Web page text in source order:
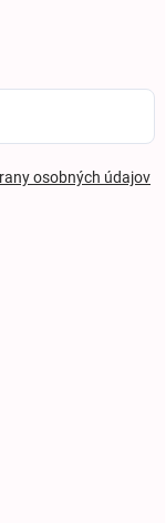
osobných údajov